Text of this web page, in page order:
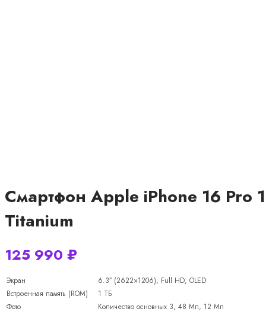
Смартфон Apple iPhone 16 Pro
Titanium
125 990 ₽
Экран
6.3″ (2622×1206), Full HD, OLED
Встроенная память (ROM)
1 ТБ
Фото
Количество основных 3, 48 Мп, 12 Мп